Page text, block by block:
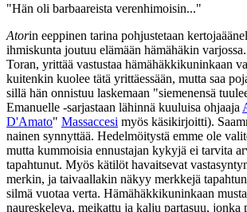
"Hän oli barbaareista verenhimoisin..."
Atorin eeppinen tarina pohjustetaan
ihmiskunta joutuu elämään hämähäkin
Toran, yrittää vastustaa hämähäkkikuninkaan
kuitenkin kuolee tätä yrittäessään, mutta saa
sillä hän onnistuu laskemaan "siemenensä
Emanuelle ‑sarjastaan lähinnä kuuluisa ohjaaja
D'Amato" Massaccesi myös käsikirjoitti).
nainen synnyttää. Hedelmöitystä emme ole
mutta kummoisia ennustajan kykyjä ei tarvita
tapahtunut. Myös kätilöt havaitsevat
merkin, ja taivaallakin näkyy merkkejä
silmä vuotaa verta. Hämähäkkikuninkaan
naureskeleva, meikattu ja kalju partasuu, jonka